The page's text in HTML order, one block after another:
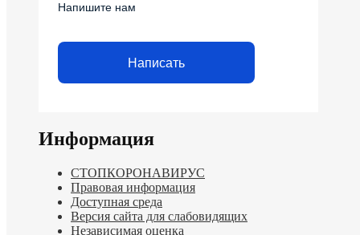
Напишите нам
Написать
Информация
СТОПКОРОНАВИРУС
Правовая информация
Доступная среда
Версия сайта для слабовидящих
Независимая оценка